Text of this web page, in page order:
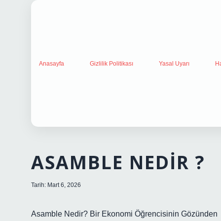
Anasayfa Gizlilik Politikası Yasal Uyarı
ASAMBLE NEDIR ?
Tarih: Mart 6, 2026
Asamble Nedir? Bir Ekonomi Öğrencisinin Gözünden